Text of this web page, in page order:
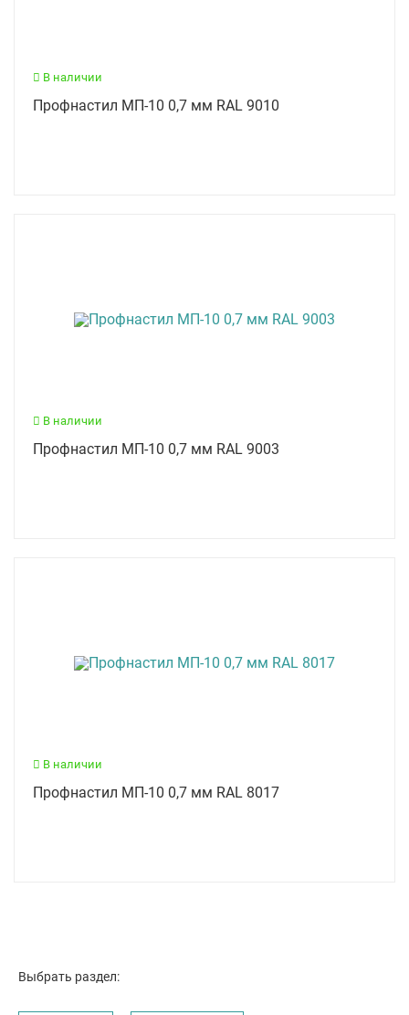
В наличии
Профнастил МП-10 0,7 мм RAL 9010
В наличии
Профнастил МП-10 0,7 мм RAL 9003
В наличии
Профнастил МП-10 0,7 мм RAL 8017
Выбрать раздел: